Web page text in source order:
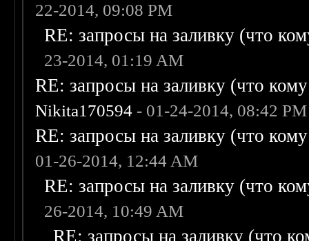
22-2014, 09:08 PM
RE: запросы на заливку (что
23-2014, 01:19 AM
RE: запросы на заливку (что
Nikita170594 - 01-24-2014, 08:42 PM
RE: запросы на заливку (что
01-26-2014, 12:44 AM
RE: запросы на заливку (что
26-2014, 10:49 AM
RE: запросы на заливку (что